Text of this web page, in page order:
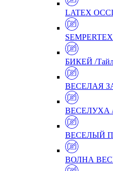
LATEX
БИКЕЙ /
ВЕСЕЛАЯ
ВЕСЕЛУХА /
ВЕСЕЛЫЙ
ВОЛНА